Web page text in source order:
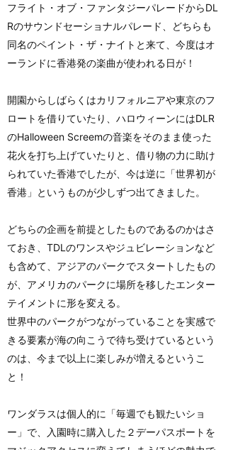
フライト・オブ・ファンタジーパレードからDL
Rのサウンドセーショナルパレード、どちらも
同名のペイント・ザ・ナイトと来て、今度はオ
ーランドに香港発の楽曲が使われる日が！
開園からしばらくはカリフォルニアや東京のフ
ロートを借りていたり、ハロウィーンにはDLR
のHalloween Screemの音楽をそのまま使った
花火を打ち上げていたりと、借り物の力に助け
られていた香港でしたが、今は逆に「世界初が
香港」というものが少しずつ出てきました。
どちらの企画を前提としたものであるのかはさ
ておき、TDLのワンスやジュビレーションなど
も含めて、アジアのパークでスタートしたもの
が、アメリカのパークに場所を移したエンター
テイメントに形を変える。
世界中のパークがつながっていることを実感で
きる要素が海の向こうで待ち受けているという
のは、今まで以上に楽しみが増えるというこ
と！
ワンダラスは個人的に「毎週でも観たいショ
ー」で、入園時に購入した２デーパスポートを